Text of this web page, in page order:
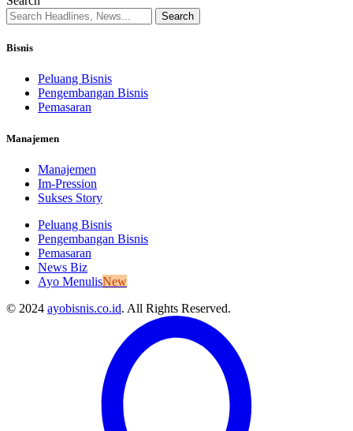
Bisnis
Peluang Bisnis
Pengembangan Bisnis
Pemasaran
Manajemen
Manajemen
Im-Pression
Sukses Story
Peluang Bisnis
Pengembangan Bisnis
Pemasaran
News Biz
Ayo MenulisNew
© 2024 ayobisnis.co.id. All Rights Reserved.